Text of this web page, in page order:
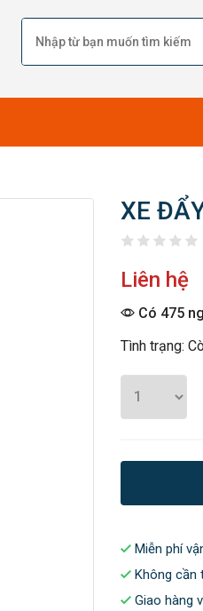
XE
Liên hệ
Có 475
Tình trạng:
Miễn phí
Không cần
Giao hàng